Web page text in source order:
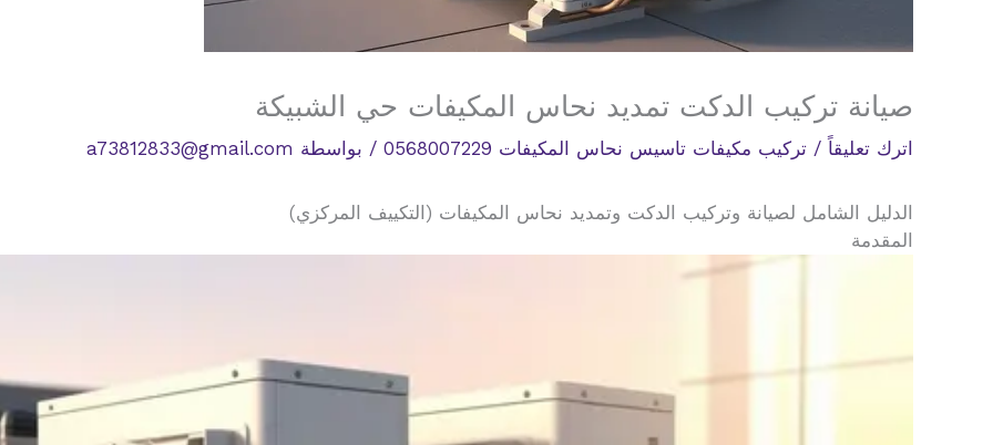
صيانة تركيب الدكت تمديد نحاس المكيفات حي الشبيكة
اترك تعليقاً / تركيب مكيفات تاسيس نحاس المكيفات 0568007229 / بواسطة a73812833@gmail.com
الدليل الشامل لصيانة وتركيب الدكت وتمديد نحاس المكيفات (التكييف المركزي)
المقدمة